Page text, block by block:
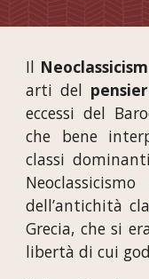
Il
arti del
eccessi del
che bene
classi
dell’antichità
Grecia, che si
libertà di cui